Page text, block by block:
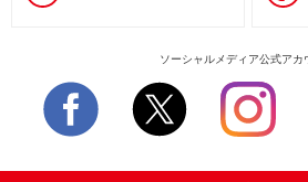
ソーシャルメディア公式アカ